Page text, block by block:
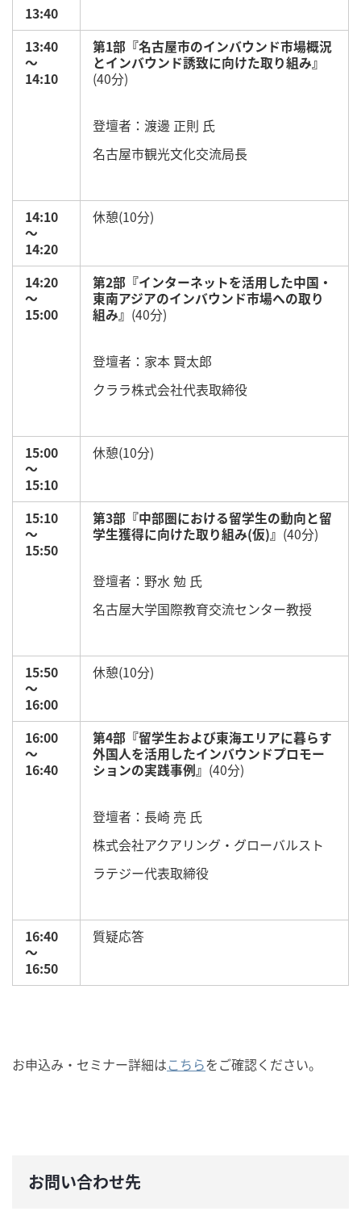
13:40
13:40
～
14:10
第1部『名古屋市のインバウンド市場概況
とインバウンド誘致に向けた取り組み』
(40分)
登壇者：渡邊 正則 氏
名古屋市観光文化交流局長
14:10
～
14:20
休憩(10分)
14:20
～
15:00
第2部『インターネットを活用した中国・
東南アジアのインバウンド市場への取り
組み』 (40分)
登壇者：家本 賢太郎
クララ株式会社代表取締役
15:00
～
15:10
休憩(10分)
15:10
～
15:50
第3部『中部圏における留学生の動向と留
学生獲得に向けた取り組み(仮)』 (40分)
登壇者：野水 勉 氏
名古屋大学国際教育交流センター教授
15:50
～
16:00
休憩(10分)
16:00
～
16:40
第4部『留学生および東海エリアに暮らす
外国人を活用したインバウンドプロモー
ションの実践事例』 (40分)
登壇者：長崎 亮 氏
株式会社アクアリング・グローバルスト
ラテジー代表取締役
16:40
～
16:50
質疑応答
お申込み・セミナー詳細はこちらをご確認ください。
お問い合わせ先